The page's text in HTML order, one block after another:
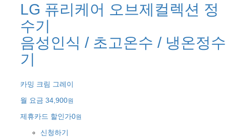
LG 퓨리케어 오브제컬렉션 정
수기
음성인식 / 초고온수 / 냉온정수
기
카밍 크림 그레이
월 요금 34,900원
제휴카드 할인가0원
신청하기